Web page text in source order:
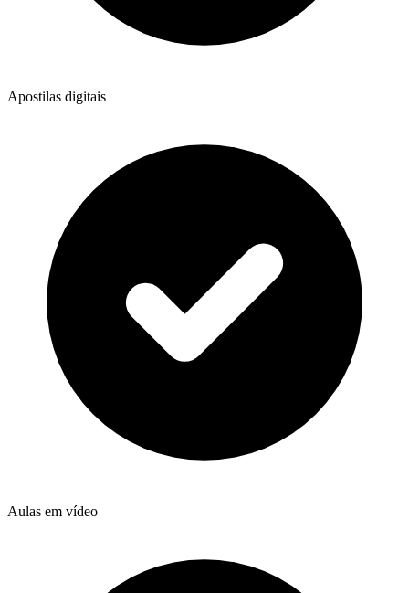
Apostilas digitais
Aulas em vídeo